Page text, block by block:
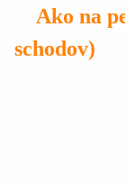
Ako na
schodov)